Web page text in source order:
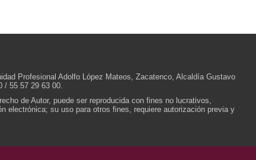
Profesional Adolfo López Mateos, Zacatenco, Alcaldía Gustavo
/ 55 57 29 63 00.
de Autor, puede ser reproducida con fines no lucrativos,
electrónica; su uso para otros fines, requiere autorización previa y